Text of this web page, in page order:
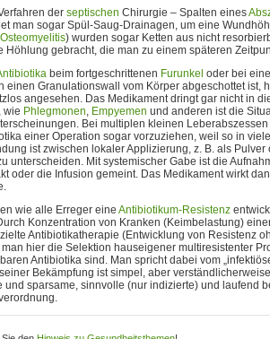
der septischen Chirurgie – Spalten eines
man sogar Spül-Saug-Drainagen, um eine
Osteomyelitis) wurden sogar Ketten aus nicht
Höhlung gebracht, die man zu einem späteren
beim fortgeschrittenen Furunkel oder bei
einen Granulationswall vom Körper abgeschottet ist,
angesehen. Das Medikament dringt gar nicht in
wie Phlegmonen, Empyemen und anderen ist die
Bei multiplen kleinen
einer Operation sogar vorzuziehen, weil so in
ist zwischen lokaler Applizierung, z. B. als
unterscheiden. Mit systemischer Gabe ist die
oder die Infusion gemeint. Das Medikament wirkt
wie alle Erreger eine Antibiotikum-Resistenz
Konzentration von Kranken (Keimbelastung)
Antibiotikatherapie (Entwicklung von Resistenz
hier die Selektion hauseigener multiresistenter
Antibiotika sind. Man spricht dabei vom
Bekämpfung ist simpel, aber
und sparsame, sinnvolle (nur indizierte) und laufend